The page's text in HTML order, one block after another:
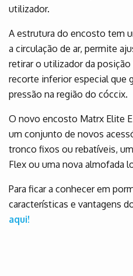
utilizador.
A estrutura do encosto tem
a circulação de ar, permite
retirar o utilizador da
recorte inferior especial que
pressão na região do cóccix.
O novo encosto Matrx Elite
um conjunto de novos
tronco fixos ou rebatíveis,
Flex ou uma nova almofada
Para ficar a conhecer em
características e vantagens
aqui!